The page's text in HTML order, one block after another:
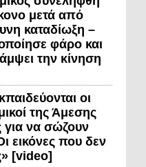
μετά από
καταδίωξη –
φάρο και
την κίνηση
οι
της Άμεσης
να σώζουν
εικόνες που δεν
[video]